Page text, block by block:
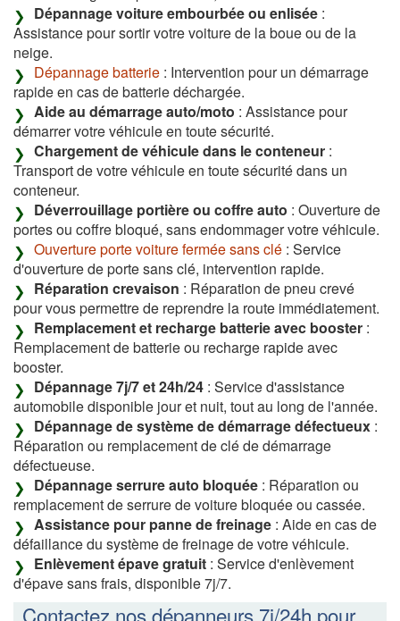
Dépannage voiture embourbée ou enlisée :
Assistance pour sortir votre voiture de la boue ou de la
neige.
Dépannage batterie : Intervention pour un démarrage
rapide en cas de batterie déchargée.
Aide au démarrage auto/moto : Assistance pour
démarrer votre véhicule en toute sécurité.
Chargement de véhicule dans le conteneur :
Transport de votre véhicule en toute sécurité dans un
conteneur.
Déverrouillage portière ou coffre auto : Ouverture de
portes ou coffre bloqué, sans endommager votre véhicule.
Ouverture porte voiture fermée sans clé : Service
d'ouverture de porte sans clé, intervention rapide.
Réparation crevaison : Réparation de pneu crevé
pour vous permettre de reprendre la route immédiatement.
Remplacement et recharge batterie avec booster :
Remplacement de batterie ou recharge rapide avec
booster.
Dépannage 7j/7 et 24h/24 : Service d'assistance
automobile disponible jour et nuit, tout au long de l'année.
Dépannage de système de démarrage défectueux :
Réparation ou remplacement de clé de démarrage
défectueuse.
Dépannage serrure auto bloquée : Réparation ou
remplacement de serrure de voiture bloquée ou cassée.
Assistance pour panne de freinage : Aide en cas de
défaillance du système de freinage de votre véhicule.
Enlèvement épave gratuit : Service d'enlèvement
d'épave sans frais, disponible 7j/7.
Contactez nos dépanneurs 7j/24h pour